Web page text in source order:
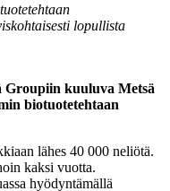
lopullista
Groupiin kuuluva Metsä
biotuotetehtaan
lähes 40 000 neliötä.
kaksi vuotta.
hyödyntämällä